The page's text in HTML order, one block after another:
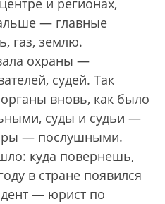
и регионах,
— главные
газ, землю.
охраны —
судей. Так
вновь, как было
суды и судьи —
— послушными.
куда повернешь,
в стране появился
— юрист по